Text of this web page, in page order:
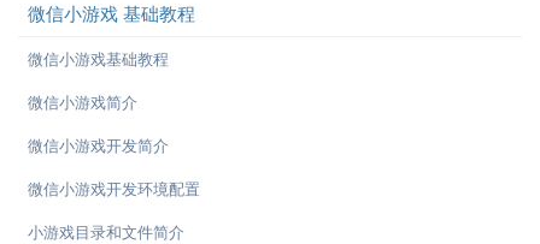
微信小游戏 基础教程
微信小游戏基础教程
微信小游戏简介
微信小游戏开发简介
微信小游戏开发环境配置
小游戏目录和文件简介